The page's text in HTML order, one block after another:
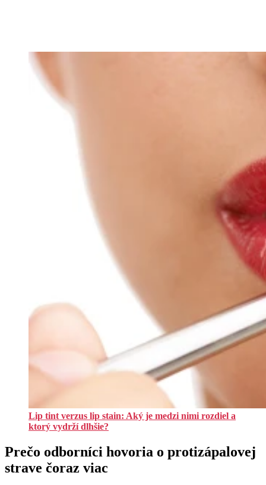
Lip tint verzus lip stain: Aký je medzi nimi rozdiel a
ktorý vydrží dlhšie?
Prečo odborníci hovoria o protizápalovej
strave čoraz viac